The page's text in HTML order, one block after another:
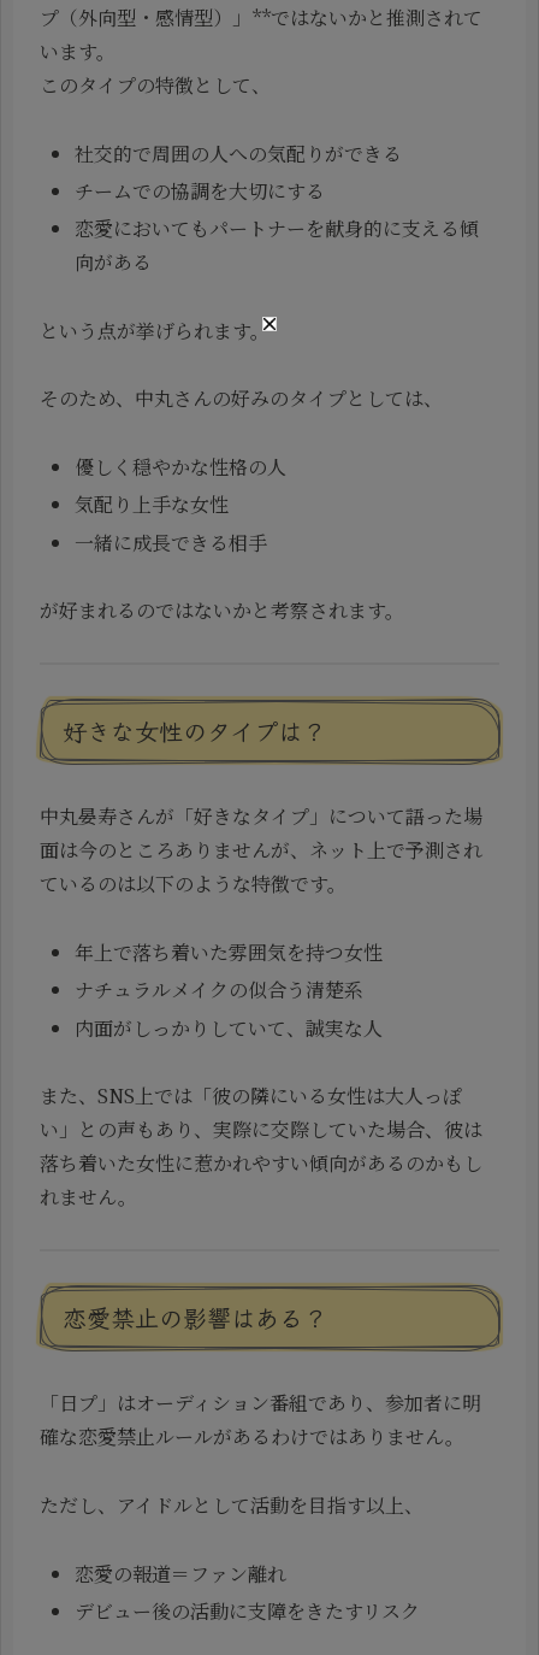
プ（外向型・感情型）」**ではないかと推測されて
います。
このタイプの特徴として、
社交的で周囲の人への気配りができる
チームでの協調を大切にする
恋愛においてもパートナーを献身的に支える傾
向がある
という点が挙げられます。
そのため、中丸さんの好みのタイプとしては、
優しく穏やかな性格の人
気配り上手な女性
一緒に成長できる相手
が好まれるのではないかと考察されます。
好きな女性のタイプは？
中丸晏寿さんが「好きなタイプ」について語った場
面は今のところありませんが、ネット上で予測され
ているのは以下のような特徴です。
年上で落ち着いた雰囲気を持つ女性
ナチュラルメイクの似合う清楚系
内面がしっかりしていて、誠実な人
また、SNS上では「彼の隣にいる女性は大人っぽ
い」との声もあり、実際に交際していた場合、彼は
落ち着いた女性に惹かれやすい傾向があるのかもし
れません。
恋愛禁止の影響はある？
「日プ」はオーディション番組であり、参加者に明
確な恋愛禁止ルールがあるわけではありません。
ただし、アイドルとして活動を目指す以上、
恋愛の報道＝ファン離れ
デビュー後の活動に支障をきたすリスク